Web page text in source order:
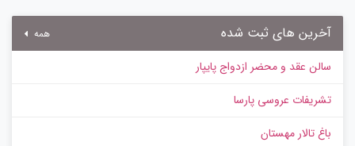
آخرین های ثبت شده همه
سالن عقد و محضر ازدواج پایپار
تشریفات عروسی پارسا
باغ تالار مهستان